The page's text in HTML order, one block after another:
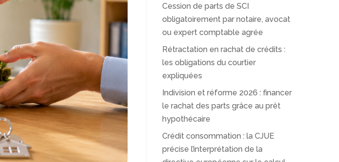
Cession de parts de SCI
obligatoirement par notaire, avocat
ou expert comptable agrée
Rétractation en rachat de crédits :
les obligations du courtier
expliquées
Indivision et réforme 2026 : financer
le rachat des parts grâce au prêt
hypothécaire
Crédit consommation : la CJUE
précise l’interprétation de la